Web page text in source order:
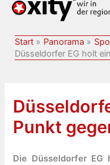
Start Panorama
Düsseldorfer EG holt
Punkt
Die Düsseldorfer EG